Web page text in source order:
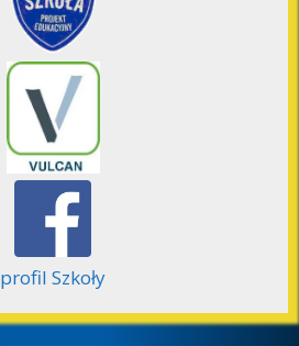
profil Szkoły